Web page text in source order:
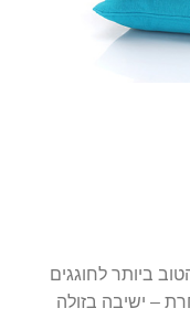
ביותר לחוגגים
– ישיבה בזולה